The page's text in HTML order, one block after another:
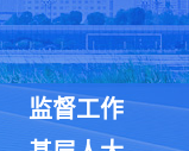
监督工作